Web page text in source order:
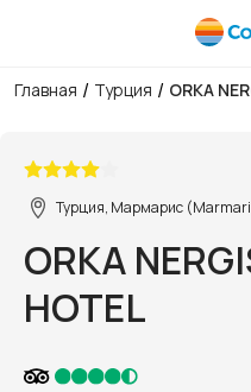
Главная / Турция / ORKA
Турция, Мармарис
ORKA
HOTEL